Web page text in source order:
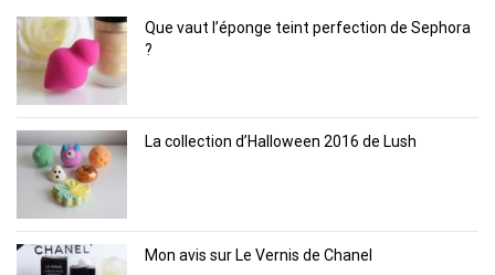
Que vaut l’éponge teint perfection de Sephora
?
La collection d’Halloween 2016 de Lush
Mon avis sur Le Vernis de Chanel